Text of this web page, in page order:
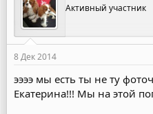
Активный участник
8 Дек 2014
ээээ мы есть ты не ту
Екатерина!!! Мы на этой